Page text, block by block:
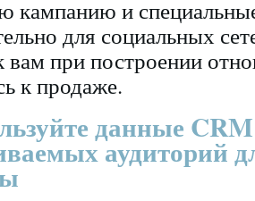
кампанию и
для социальных
вам при построении
к продаже.
данные
аудиторий